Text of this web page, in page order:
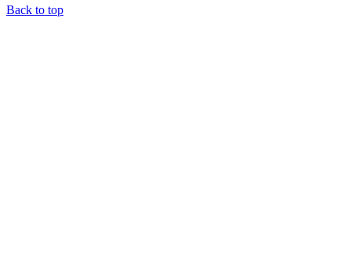
Back to top